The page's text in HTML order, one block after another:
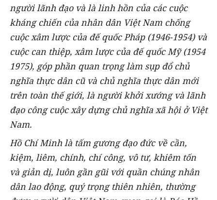
người lãnh đạo và là linh hồn của các cuộc
kháng chiến của nhân dân Việt Nam chống
cuộc xâm lược của đế quốc Pháp (1946-1954) và
cuộc can thiệp, xâm lược của đế quốc Mỹ (1954
1975), góp phần quan trọng làm sụp đổ chủ
nghĩa thực dân cũ và chủ nghĩa thực dân mới
trên toàn thế giới, là người khởi xướng và lãnh
đạo công cuộc xây dựng chủ nghĩa xã hội ở Việt
Nam.
Hồ Chí Minh là tấm gương đạo đức về cần,
kiệm, liêm, chính, chí công, vô tư, khiêm tốn
và giản dị, luôn gần gũi với quần chúng nhân
dân lao động, quý trọng thiên nhiên, thường